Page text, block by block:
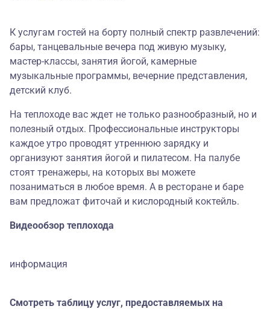
К услугам гостей на борту полный спектр развлечений:
бары, танцевальные вечера под живую музыку,
мастер-классы, занятия йогой, камерные
музыкальные программы, вечерние представления,
детский клуб.
На теплоходе вас ждет не только разнообразный, но и
полезный отдых. Профессиональные инструкторы
каждое утро проводят утреннюю зарядку и
организуют занятия йогой и пилатесом. На палубе
стоят тренажеры, на которых вы можете
позаниматься в любое время. А в ресторане и баре
вам предложат фиточай и кислородный коктейль.
Видеообзор теплохода
информация
Смотреть таблицу услуг, предоставляемых на